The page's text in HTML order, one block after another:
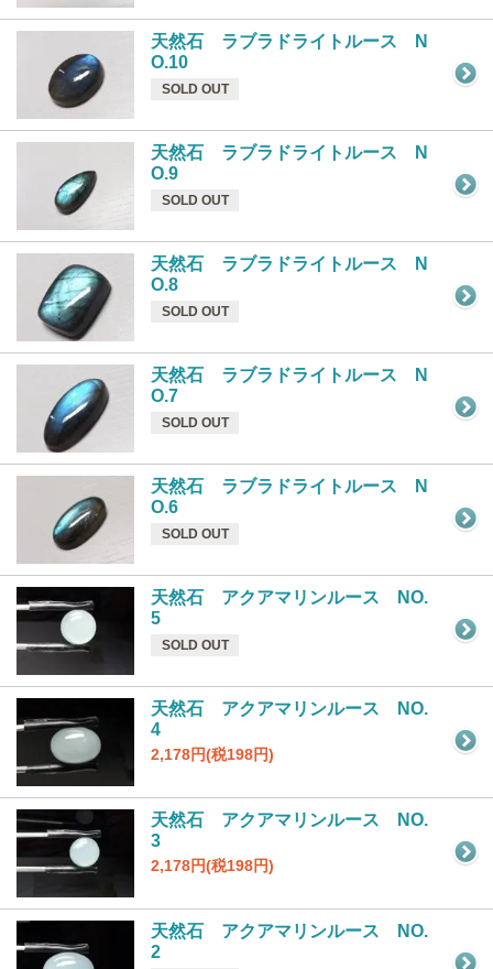
天然石 ラブラドライトルース N
O.10
SOLD OUT
天然石 ラブラドライトルース N
O.9
SOLD OUT
天然石 ラブラドライトルース N
O.8
SOLD OUT
天然石 ラブラドライトルース N
O.7
SOLD OUT
天然石 ラブラドライトルース N
O.6
SOLD OUT
天然石 アクアマリンルース NO.
5
SOLD OUT
天然石 アクアマリンルース NO.
4
2,178円(税198円)
天然石 アクアマリンルース NO.
3
2,178円(税198円)
天然石 アクアマリンルース NO.
2